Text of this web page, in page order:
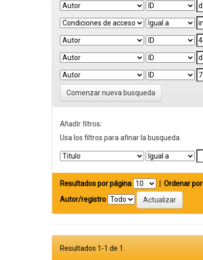
Comenzar nueva busqueda
Añadir filtros:
Usa los filtros para afinar la busqueda.
Resultados por página Ordenar por
Autor/registro
Resultados 1-1 de 1.